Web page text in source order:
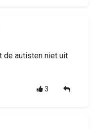
de autisten niet uit
3